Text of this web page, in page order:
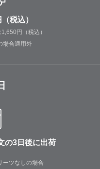
税込）
円（税込）
場合適用外
の3日後に出荷
ツなしの場合